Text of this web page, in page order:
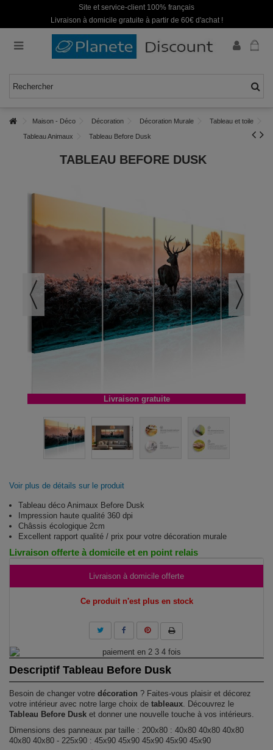
Site et service-client 100% français
Livraison à domicile gratuite à partir de 60€ d'achat !
Maison - Déco Décoration Décoration Murale Tableau et toile
Tableau Animaux Tableau Before Dusk
TABLEAU BEFORE DUSK
Livraison gratuite
Voir plus de détails sur le produit
Tableau déco Animaux Before Dusk
Impression haute qualité 360 dpi
Châssis écologique 2cm
Excellent rapport qualité / prix pour votre décoration murale
Livraison offerte à domicile et en point relais
Livraison à domicile offerte
Ce produit n'est plus en stock
Descriptif Tableau Before Dusk
Besoin de changer votre décoration ? Faites-vous plaisir et décorez
votre intérieur avec notre large choix de tableaux. Découvrez le
Tableau Before Dusk et donner une nouvelle touche à vos intérieurs.
Dimensions des panneaux par taille : 200x80 : 40x80 40x80 40x80
40x80 40x80 - 225x90 : 45x90 45x90 45x90 45x90 45x90